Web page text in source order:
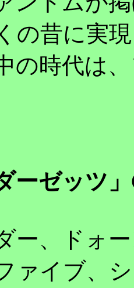
の昔に実
時代は、
ーゼッツ」
ー、ドォ
ァイブ、